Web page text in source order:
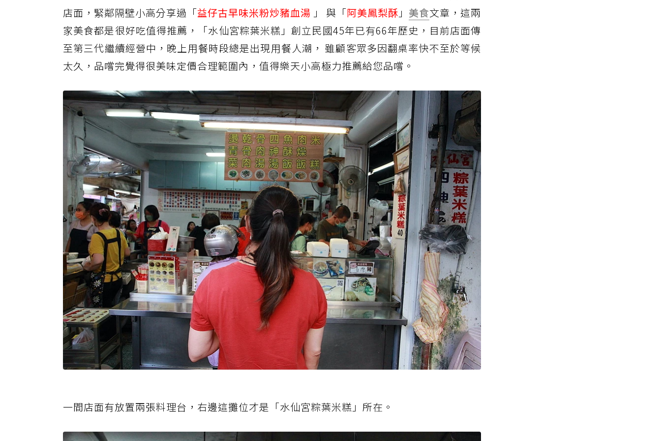
店面，緊鄰隔壁小高分享過「益仔古早味米粉炒豬血湯 」 與「阿美鳳梨酥 」 美食文章，這兩
家美食都是很好吃值得推薦，「水仙宮粽葉米糕」創立民國45年已有66年歷史，目前店面傳
至第三代繼續經營中，晚上用餐時段總是出現用餐人潮， 雖顧客眾多因翻桌率快不至於等候
太久，品嚐完覺得很美味定價合理範圍內，值得樂天小高極力推薦給您品嚐。
一間店面有放置兩張料理台，右邊這攤位才是「水仙宮粽葉米糕」所在。